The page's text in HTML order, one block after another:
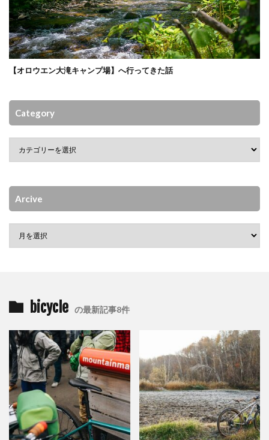
【オロウエン大滝キャンプ場】へ行ってきた話
Category
Arcive
bicycle の最新記事8件